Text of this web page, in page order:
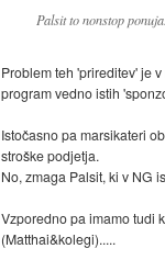
Palsit to nonstop ponuja.
Problem teh 'prireditev' je
program vedno istih
Istočasno pa marsikateri
stroške podjetja.
No, zmaga Palsit, ki v NG
Vzporedno pa imamo tudi
(Matthai&kolegi).....